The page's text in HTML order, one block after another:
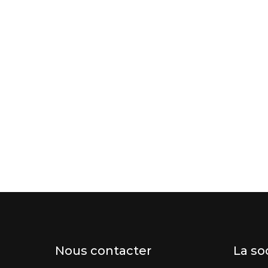
Nous contacter La